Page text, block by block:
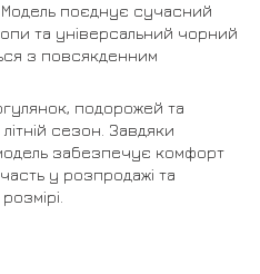
поєднує сучасний
та універсальний чорний
з повсякденним
подорожей та
сезон. Завдяки
забезпечує комфорт
у розпродажі та